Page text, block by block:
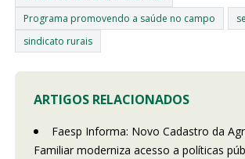
Programa promovendo a saúde no campo
sindicato rurais
ARTIGOS RELACIONADOS
Faesp Informa: Novo Cadastro da
Familiar moderniza acesso a políticas